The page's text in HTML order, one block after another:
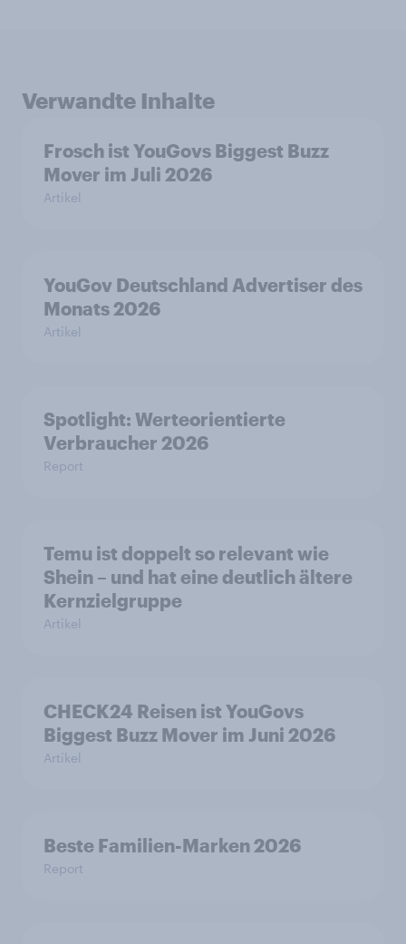
Verwandte Inhalte
Frosch ist YouGovs Biggest Buzz
Mover im Juli 2026
Artikel
YouGov Deutschland Advertiser des
Monats 2026
Artikel
Spotlight: Werteorientierte
Verbraucher 2026
Report
Temu ist doppelt so relevant wie
Shein – und hat eine deutlich ältere
Kernzielgruppe
Artikel
CHECK24 Reisen ist YouGovs
Biggest Buzz Mover im Juni 2026
Artikel
Beste Familien-Marken 2026
Report